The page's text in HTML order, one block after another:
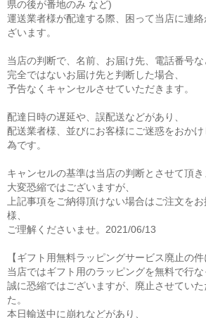
県の後が番地のみ など)
運送業者様が配達する際、困って当店に連
ざいます。
当店の判断で、名前、お届け先、電話番号な
完全ではないお届け先と判断した場合、
予告なくキャンセルさせていただきます。
配達日時の遅延や、誤配送などがあり、
配送業者様、並びにお客様にご迷惑をおか
為です。
キャンセルの基準は当店の判断とさせて頂き
大変恐縮ではございますが、
上記事項をご納得頂けない場合はご注文を
様、
ご理解くださいませ。2021/06/13
【ギフト用無料ラッピングサービス廃止の件
当店ではギフト用のラッピングを無料で行な
誠に恐縮ではございますが、廃止させてい
た。
本日輸送中に崩れなどがあり、